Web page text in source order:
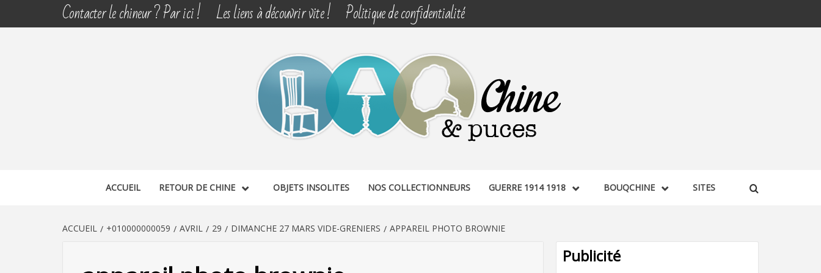
Contacter le chineur ? Par ici ! Les liens à découvrir vite ! Politique de confidentialité
CHINE & PUCES
ACCUEIL RETOUR DE CHINE OBJETS INSOLITES NOS COLLECTIONNEURS GUERRE 1914 1918 BOUQCHINE SITES
ACCUEIL +010000000059 AVRIL 29 DIMANCHE 27 MARS VIDE-GRENIERS APPAREIL PHOTO BROWNIE
Publicité